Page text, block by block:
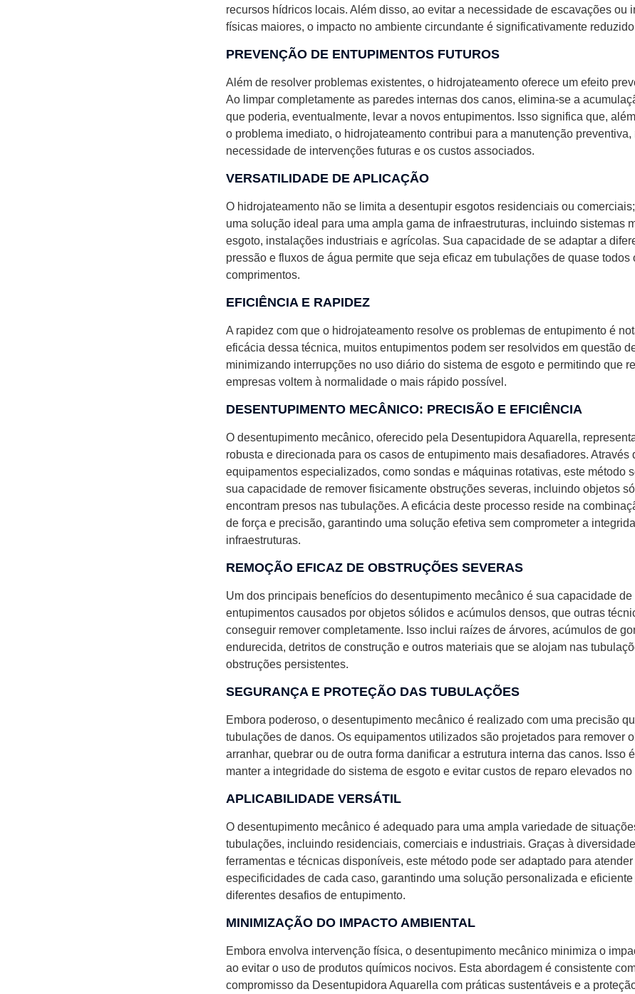
recursos hídricos locais. Além disso, ao evitar a necessidade de escavações ou
físicas maiores, o impacto no ambiente circundante é significativamente
PREVENÇÃO DE ENTUPIMENTOS FUTUROS
Além de resolver problemas existentes, o hidrojateamento oferece um efeito
Ao limpar completamente as paredes internas dos canos, elimina-se a
que poderia, eventualmente, levar a novos entupimentos. Isso significa que,
o problema imediato, o hidrojateamento contribui para a manutenção preventiva,
necessidade de intervenções futuras e os custos associados.
VERSATILIDADE DE APLICAÇÃO
O hidrojateamento não se limita a desentupir esgotos residenciais ou
uma solução ideal para uma ampla gama de infraestruturas, incluindo sistemas
esgoto, instalações industriais e agrícolas. Sua capacidade de se adaptar a
pressão e fluxos de água permite que seja eficaz em tubulações de quase todos
comprimentos.
EFICIÊNCIA E RAPIDEZ
A rapidez com que o hidrojateamento resolve os problemas de entupimento é
eficácia dessa técnica, muitos entupimentos podem ser resolvidos em questão
minimizando interrupções no uso diário do sistema de esgoto e permitindo que
empresas voltem à normalidade o mais rápido possível.
DESENTUPIMENTO MECÂNICO: PRECISÃO E EFICIÊNCIA
O desentupimento mecânico, oferecido pela Desentupidora Aquarella,
robusta e direcionada para os casos de entupimento mais desafiadores. Através
equipamentos especializados, como sondas e máquinas rotativas, este método
sua capacidade de remover fisicamente obstruções severas, incluindo objetos
encontram presos nas tubulações. A eficácia deste processo reside na
de força e precisão, garantindo uma solução efetiva sem comprometer a
infraestruturas.
REMOÇÃO EFICAZ DE OBSTRUÇÕES SEVERAS
Um dos principais benefícios do desentupimento mecânico é sua capacidade de
entupimentos causados por objetos sólidos e acúmulos densos, que outras
conseguir remover completamente. Isso inclui raízes de árvores, acúmulos de
endurecida, detritos de construção e outros materiais que se alojam nas
obstruções persistentes.
SEGURANÇA E PROTEÇÃO DAS TUBULAÇÕES
Embora poderoso, o desentupimento mecânico é realizado com uma precisão
tubulações de danos. Os equipamentos utilizados são projetados para remover
arranhar, quebrar ou de outra forma danificar a estrutura interna das canos. Isso
manter a integridade do sistema de esgoto e evitar custos de reparo elevados no
APLICABILIDADE VERSÁTIL
O desentupimento mecânico é adequado para uma ampla variedade de
tubulações, incluindo residenciais, comerciais e industriais. Graças à
ferramentas e técnicas disponíveis, este método pode ser adaptado para atender
especificidades de cada caso, garantindo uma solução personalizada e eficiente
diferentes desafios de entupimento.
MINIMIZAÇÃO DO IMPACTO AMBIENTAL
Embora envolva intervenção física, o desentupimento mecânico minimiza o
ao evitar o uso de produtos químicos nocivos. Esta abordagem é consistente
compromisso da Desentupidora Aquarella com práticas sustentáveis e a